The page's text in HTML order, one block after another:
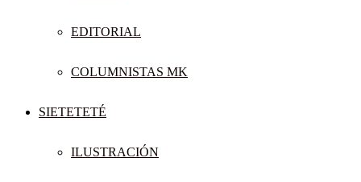
EDITORIAL
COLUMNISTAS MK
SIETETETÉ
ILUSTRACIÓN